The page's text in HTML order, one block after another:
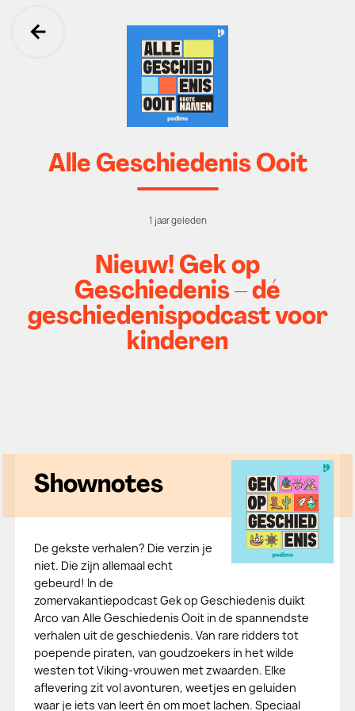
Ga terug
Alle Geschiedenis Ooit
1 jaar geleden
Nieuw! Gek op
Geschiedenis – dé
geschiedenispodcast voor
kinderen
Shownotes
De gekste verhalen? Die verzin je
niet. Die zijn allemaal echt
gebeurd! In de
zomervakantiepodcast Gek op Geschiedenis duikt
Arco van Alle Geschiedenis Ooit in de spannendste
verhalen uit de geschiedenis. Van rare ridders tot
poepende piraten, van goudzoekers in het wilde
westen tot Viking-vrouwen met zwaarden. Elke
aflevering zit vol avonturen, weetjes en geluiden
waar je iets van leert én om moet lachen. Speciaal